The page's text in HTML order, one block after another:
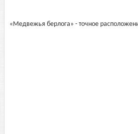
«Медвежья берлога» - точное